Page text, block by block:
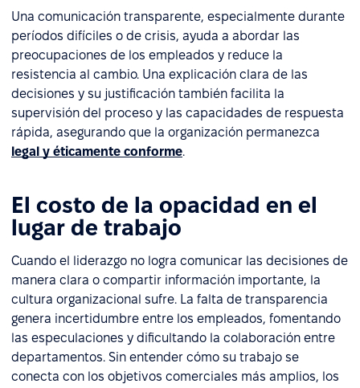
Una comunicación transparente, especialmente durante
períodos difíciles o de crisis, ayuda a abordar las
preocupaciones de los empleados y reduce la
resistencia al cambio. Una explicación clara de las
decisiones y su justificación también facilita la
supervisión del proceso y las capacidades de respuesta
rápida, asegurando que la organización permanezca
legal y éticamente conforme.
El costo de la opacidad en el
lugar de trabajo
Cuando el liderazgo no logra comunicar las decisiones de
manera clara o compartir información importante, la
cultura organizacional sufre. La falta de transparencia
genera incertidumbre entre los empleados, fomentando
las especulaciones y dificultando la colaboración entre
departamentos. Sin entender cómo su trabajo se
conecta con los objetivos comerciales más amplios, los